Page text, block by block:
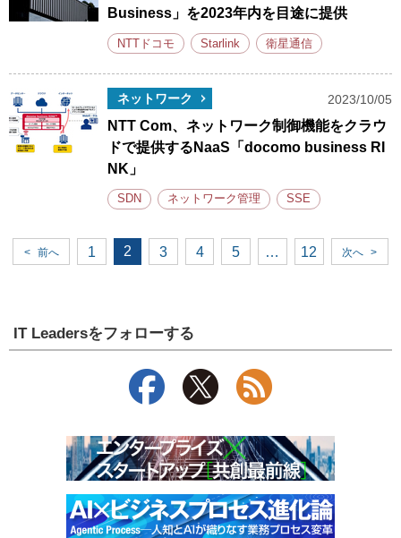
Business」を2023年内を目途に提供
NTTドコモ Starlink 衛星通信
ネットワーク 2023/10/05
NTT Com、ネットワーク制御機能をクラウ
ドで提供するNaaS「docomo business RI
NK」
SDN ネットワーク管理 SSE
< 前へ 1 2 3 4 5 … 12 次へ >
IT Leadersをフォローする